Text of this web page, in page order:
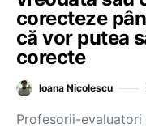
corecteze
că vor putea
corecte
Ioana Nicolescu
Profesorii-evaluatori